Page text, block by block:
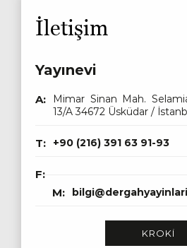
İletişim
Yayınevi
A:
Mimar Sinan Mah.
13/A 34672 Üsküdar /
T: +90 (216) 391 63 91-93
F:
M:
KROKİ